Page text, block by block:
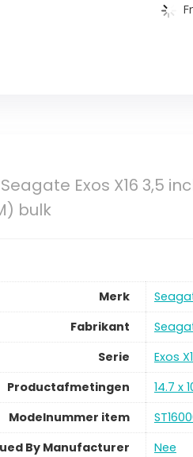
Seagate Exos X16 3,5
bulk
Merk
Fabrikant
Serie
Exos
Productafmetingen
14.7 x
Modelnummer item
By Manufacturer
Nee